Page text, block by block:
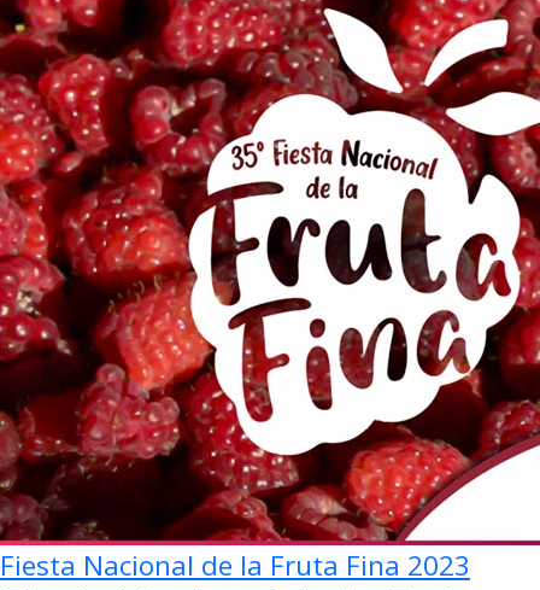
Fiesta Nacional de la Fruta Fina 2023